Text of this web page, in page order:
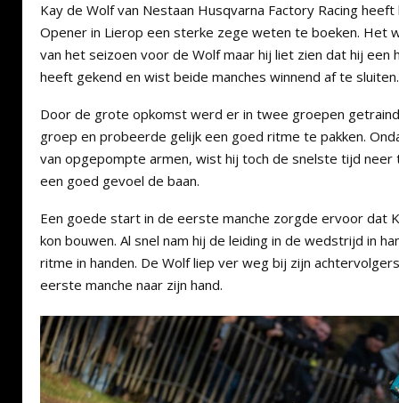
Kay de Wolf van Nestaan Husqvarna Factory Racing
Opener in Lierop een sterke zege weten te boeken. Het
van het seizoen voor de Wolf maar hij liet zien dat hij een
heeft gekend en wist beide manches winnend af te sluiten.
Door de grote opkomst werd er in twee groepen
groep en probeerde gelijk een goed ritme te pakken.
van opgepompte armen, wist hij toch de snelste tijd
een goed gevoel de baan.
Een goede start in de eerste manche zorgde ervoor dat
kon bouwen. Al snel nam hij de leiding in de wedstrijd in
ritme in handen. De Wolf liep ver weg bij zijn
eerste manche naar zijn hand.